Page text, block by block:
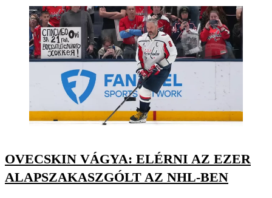
OVECSKIN VÁGYA: ELÉRNI AZ EZER
ALAPSZAKASZGÓLT AZ NHL-BEN